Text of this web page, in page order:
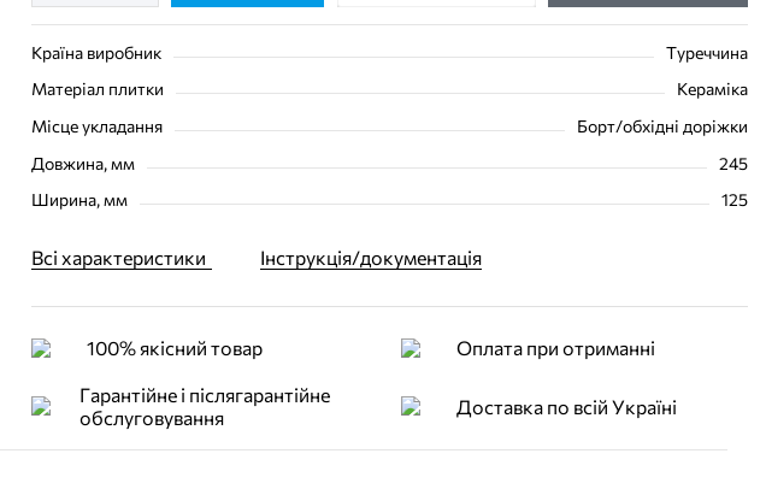
Країна виробник
Туреччина
Матеріал плитки
Кераміка
Місце укладання
Борт/обхідні доріжки
Довжина, мм
245
Ширина, мм
125
Всі характеристики Інструкція/документація
100% якісний товар Оплата при отриманні
Гарантійне і післягарантійне
обслуговування
Доставка по всій Україні